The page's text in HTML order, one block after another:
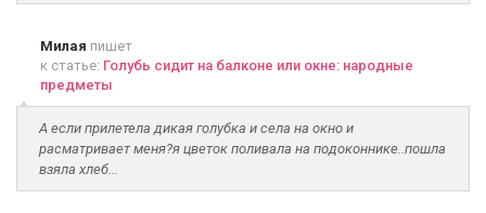
Милая пишет
к статье: Голубь сидит на балконе или окне: народные
предметы
А если прилетела дикая голубка и села на окно и
расматривает меня?я цветок поливала на подоконнике..пошла
взяла хлеб...